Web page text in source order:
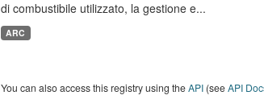
di combustibile utilizzato, la gestione e...
ARC
You can also access this registry using theAPI(seeAPI